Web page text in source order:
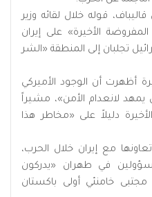
قوله خلال لقائه وزير
المفروضة الأخيرة» على إيران
تجلبان إلى المنطقة «الشر
أظهرت أن الوجود الأميركي
لانعدام الأمن»، مشيراً
دليلاً على «مخاطر هذا
مع إيران خلال الحرب،
في طهران «يدركون
مجتبى خامنئي أولى باكستان